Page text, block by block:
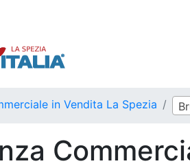
in Vendita La Spezia